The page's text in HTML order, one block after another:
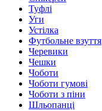
Туфлі
Уги
Устілка
Футбольне взуття
Черевики
Чешки
Чоботи
Чоботи гумові
Чоботи з піни
Шльопанці